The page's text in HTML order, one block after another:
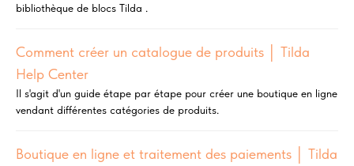
bibliothèque de blocs Tilda .
Comment créer un catalogue de produits │ Tilda
Help Center
Il s'agit d'un guide étape par étape pour créer une boutique en ligne
vendant différentes catégories de produits.
Boutique en ligne et traitement des paiements │ Tilda